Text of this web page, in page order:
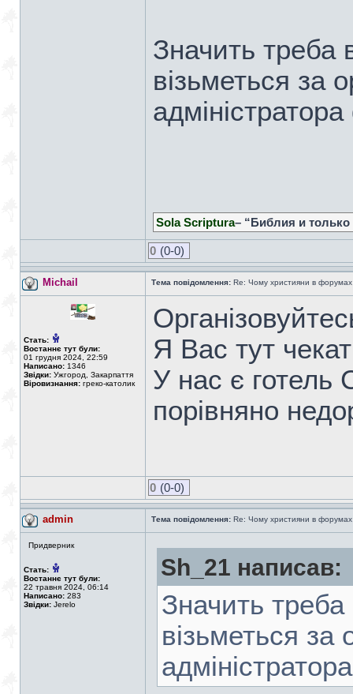
Значить треба
візьметься за
Sola Scriptura– “Библия и
0 (0-0)
Michail Тема повідомлення: Re: Чому християни в форумах
Стать:
Востаннє тут були:
01 грудня 2024, 22:59
Написано: 1346
Звідки: Ужгород, Закарпаття
Віровизнання: греко-католик
Я Вас тут
У нас є готель
порівняно
0 (0-0)
admin Тема повідомлення: Re: Чому християни в форумах
Придверник
Стать:
Востаннє тут були:
22 травня 2024, 06:14
Написано: 283
Звідки: Jerelo
Sh_21 написав:
Значить треба
візьметься за